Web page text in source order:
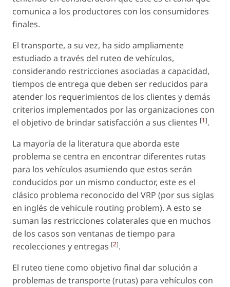
comunica a los productores con los consumidores
finales.
El transporte, a su vez, ha sido ampliamente
estudiado a través del ruteo de vehículos,
considerando restricciones asociadas a capacidad,
tiempos de entrega que deben ser reducidos para
atender los requerimientos de los clientes y demás
criterios implementados por las organizaciones con
el objetivo de brindar satisfacción a sus clientes [1].
La mayoría de la literatura que aborda este
problema se centra en encontrar diferentes rutas
para los vehículos asumiendo que estos serán
conducidos por un mismo conductor, este es el
clásico problema reconocido del VRP (por sus siglas
en inglés de vehicule routing problem). A esto se
suman las restricciones colaterales que en muchos
de los casos son ventanas de tiempo para
recolecciones y entregas [2].
El ruteo tiene como objetivo final dar solución a
problemas de transporte (rutas) para vehículos con